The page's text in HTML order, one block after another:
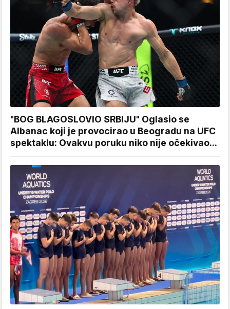
"BOG BLAGOSLOVIO SRBIJU" Oglasio se
Albanac koji je provocirao u Beogradu na UFC
spektaklu: Ovakvu poruku niko nije očekivao...